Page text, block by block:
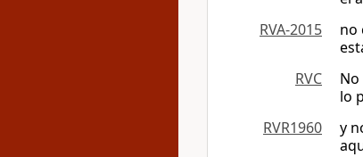
RVA-2015
no
RVC
lo
RVR1960
y